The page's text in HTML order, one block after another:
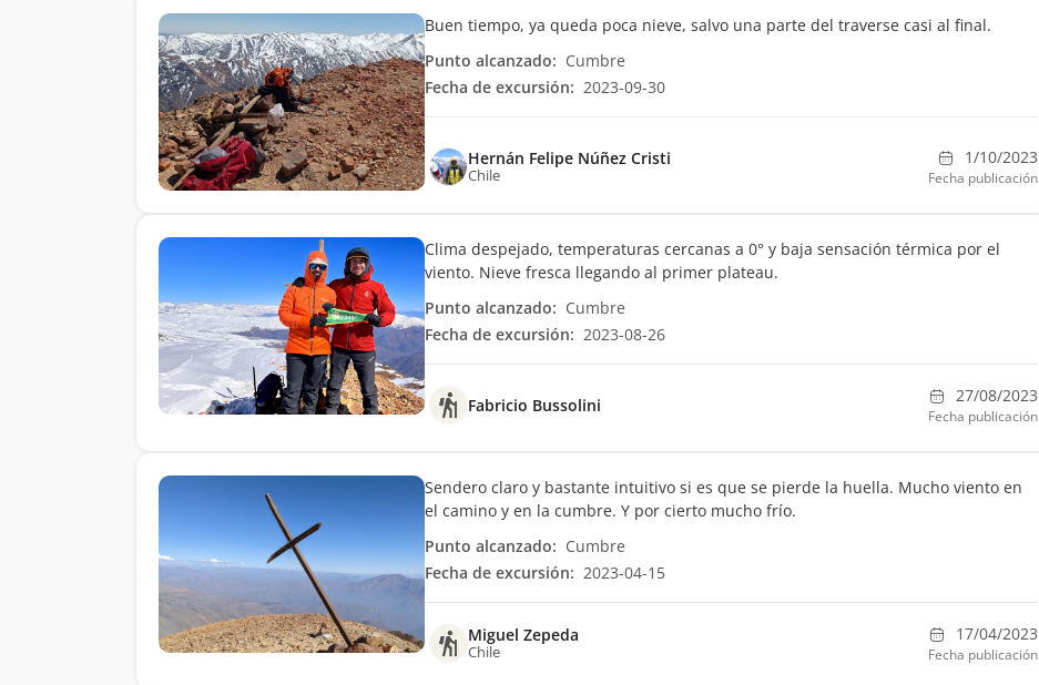
Buen tiempo, ya queda poca nieve, salvo una parte del traverse casi al final.
Punto alcanzado: Cumbre
Fecha de excursión: 2023-09-30
Hernán Felipe Núñez Cristi
Chile
1/10/2023
Fecha publicación
Clima despejado, temperaturas cercanas a 0° y baja sensación térmica por el
viento. Nieve fresca llegando al primer plateau.
Punto alcanzado: Cumbre
Fecha de excursión: 2023-08-26
Fabricio Bussolini 27/08/2023
Fecha publicación
Sendero claro y bastante intuitivo si es que se pierde la huella. Mucho viento en
el camino y en la cumbre. Y por cierto mucho frío.
Punto alcanzado: Cumbre
Fecha de excursión: 2023-04-15
Miguel Zepeda
Chile
17/04/2023
Fecha publicación